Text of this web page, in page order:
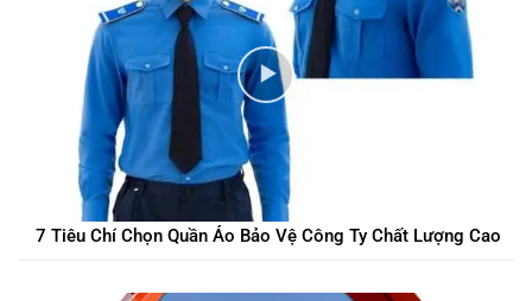
7 Tiêu Chí Chọn Quần Áo Bảo Vệ Công Ty Chất Lượng Cao